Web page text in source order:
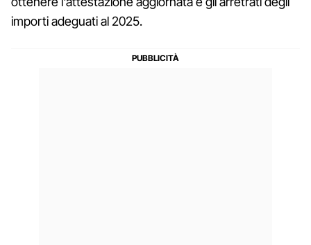
importi adeguati al 2025.